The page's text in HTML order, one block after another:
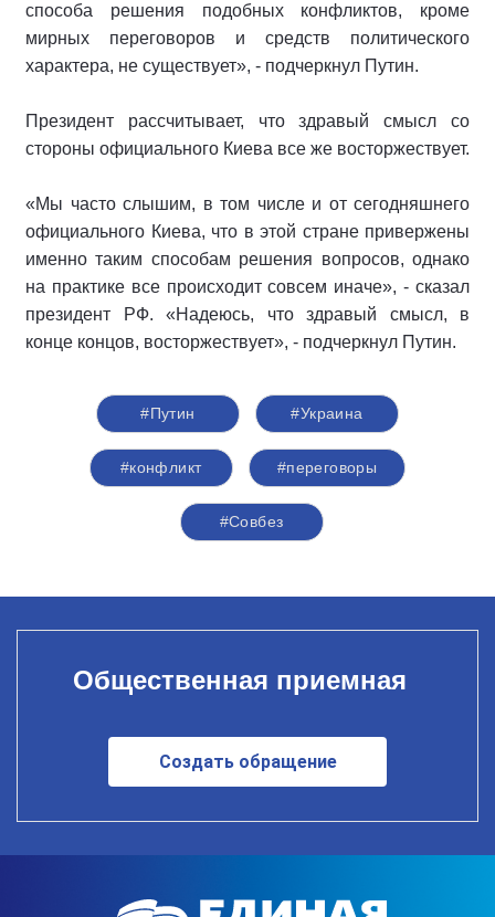
способа решения подобных конфликтов, кроме
мирных переговоров и средств политического
характера, не существует», - подчеркнул Путин.
Президент рассчитывает, что здравый смысл со
стороны официального Киева все же восторжествует.
«Мы часто слышим, в том числе и от сегодняшнего
официального Киева, что в этой стране привержены
именно таким способам решения вопросов, однако
на практике все происходит совсем иначе», - сказал
президент РФ. «Надеюсь, что здравый смысл, в
конце концов, восторжествует», - подчеркнул Путин.
#Путин #Украина
#конфликт #переговоры
#Совбез
Общественная приемная
Создать обращение